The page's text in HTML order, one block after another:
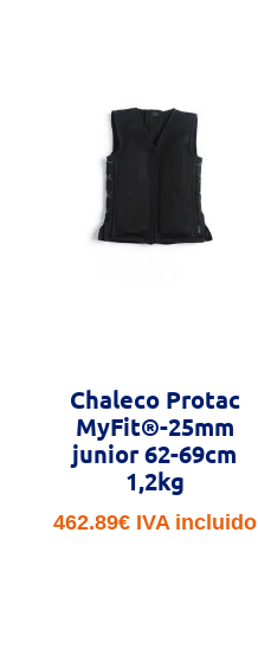
Chaleco Protac
MyFit®-25mm
junior 62-69cm
1,2kg
462.89€ IVA incluido